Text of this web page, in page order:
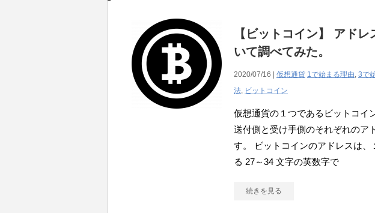
【ビットコイン】 アド
いて調べてみた。
2020/07/16 | 仮想通貨 1で始まる理由, 3で
法, ビットコイン
仮想通貨の１つであるビットコイ
送付側と受け手側のそれぞれのア
す。 ビットコインのアドレスは、
る 27～34 文字の英数字で
続きを見る